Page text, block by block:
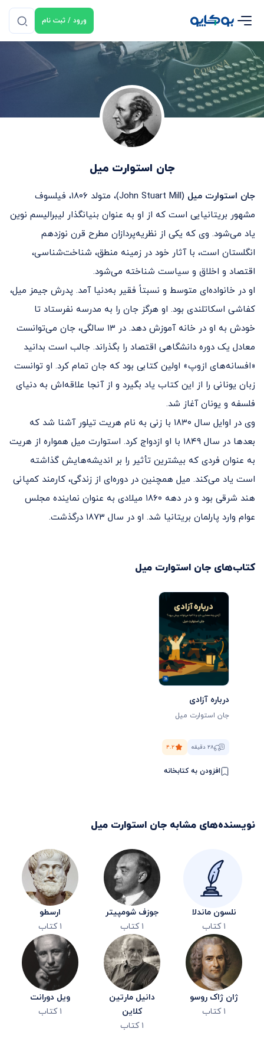
ورود / ثبت نام
جان استوارت میل
جان استوارت میل
(John Stuart Mill)، متولد ۱۸۰۶، فیلسوف
مشهور بریتانیایی است که از او به عنوان بنیانگذار لیبرالیسم نوین
یاد می‌شود. وی که یکی از نظریه‌پردازان مطرح قرن نوزدهم
انگلستان است، با آثار خود در زمینه منطق، شناخت‌شناسی،
اقتصاد و اخلاق و سیاست شناخته می‌شود.
او در خانواده‌ای متوسط و نسبتاً فقیر به‌دنیا آمد. پدرش جیمز میل،
کفاشی اسکاتلندی بود. او هرگز جان را به مدرسه نفرستاد تا
خودش به او در خانه آموزش دهد. در ۱۳ سالگی، جان می‌توانست
معادل یک دوره دانشگاهی اقتصاد را بگذراند. جالب است بدانید
«افسانه‌های ازوپ» اولین کتابی بود که جان تمام کرد. او توانست
زبان یونانی را از این کتاب یاد بگیرد و از آنجا علاقه‌اش به دنیای
فلسفه و یونان آغاز شد.
وی در اوایل سال ۱۸۳۰ با زنی به نام هریت تیلور آشنا شد که
بعدها در سال ۱۸۴۹ با او ازدواج کرد. استوارت میل همواره از هریت
به عنوان فردی که بیشترین تأثیر را بر اندیشه‌هایش گذاشته
است یاد می‌کند. میل همچنین در دوره‌ای از زندگی، کارمند کمپانی
هند شرقی بود و در دهه ۱۸۶۰ میلادی به عنوان نماینده مجلس
عوام وارد پارلمان بریتانیا شد. او در سال ۱۸۷۳ درگذشت.
کتاب‌های جان استوارت میل
درباره آزادی
جان استوارت میل
۲۸ دقیقه ۴.۲
افزودن به کتابخانه
نویسنده‌های مشابه جان استوارت میل
نلسون ماندلا
۱ کتاب
جوزف شومپیتر
۱ کتاب
ارسطو
۱ کتاب
ژان ژاک روسو
۱ کتاب
دانیل مارتین
کلاین
۱ کتاب
ویل دورانت
۱ کتاب